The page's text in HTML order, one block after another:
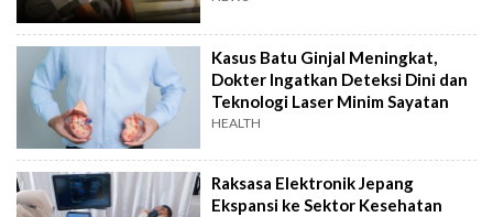
Kasus Batu Ginjal Meningkat,
Dokter Ingatkan Deteksi Dini dan
Teknologi Laser Minim Sayatan
HEALTH
Raksasa Elektronik Jepang
Ekspansi ke Sektor Kesehatan